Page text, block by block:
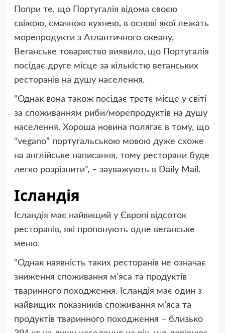
Попри те, що Португалія відома своєю
свіжою, смачною кухнею, в основі якої лежать
морепродукти з Атлантичного океану,
Веганське товариство виявило, що Португалія
посідає друге місце за кількістю веганських
ресторанів на душу населення.
“Однак вона також посідає третє місце у світі
за споживанням риби/морепродуктів на душу
населення. Хороша новина полягає в тому, що
“vegano” португальською мовою дуже схоже
на англійське написання, тому ресторани буде
легко розрізнити”, – зауважують в Daily Mail.
Ісландія
Ісландія має найвищий у Європі відсоток
ресторанів, які пропонують одне веганське
меню.
“Однак наявність таких ресторанів не означає
зниження споживання м’яса та продуктів
тваринного походження. Ісландія має один з
найвищих показників споживання м’яса та
продуктів тваринного походження – близько